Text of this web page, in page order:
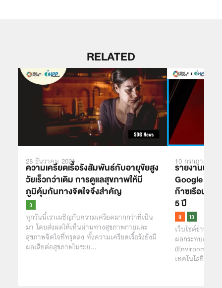
RELATED
28 ธันวาคม 2021
ความเครียดเรื้อรังสัมพันธ์กับอายุขัยสูง
วัยเร็วกว่าเดิม การดูแลสุขภาพให้มี
ภูมิคุ้มกันทางจิตใจจึงสำคัญ
ทุกวันนี้เราเผชิญกับความเครียดมากกว่าที่เป็น
มา โดยส่งผลให้เห็นผ่านทางสุขภาพกายและ
สุขภาพจิตใจที่ทรุดลง ทั้งความเครียดเรื้อรังยังมี
ผลเสียต่อสุขภาพในระย…
10 กรกฎาคม
รายงานผลก
Google ยอ
ก๊าซเรือนกร
5 ปี
เว็บไซต์ข่าว
ผลกระทบด้านสิ่
เทคโนโลยียักษ์